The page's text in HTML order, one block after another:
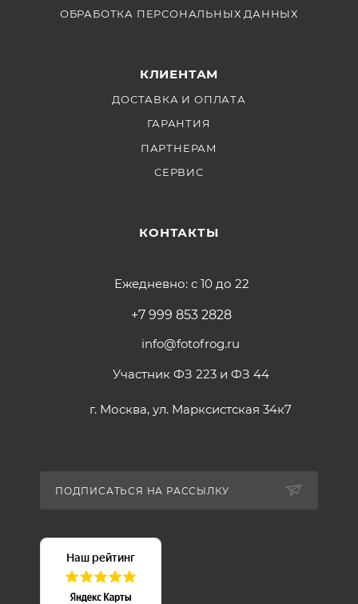
Размер кофра: 360х360х180 мм
ОБРАБОТКА ПЕРСОНАЛЬНЫХ ДАННЫХ
КЛИЕНТАМ
ДОСТАВКА И ОПЛАТА
ГАРАНТИЯ
ПАРТНЕРАМ
СЕРВИС
КОНТАКТЫ
Ежедневно: с 10 до 22
+7 999 853 2828
info@fotofrog.ru
Участник ФЗ 223 и ФЗ 44
г. Москва, ул. Марксистская 34к7
ПОДПИСАТЬСЯ НА РАССЫЛКУ